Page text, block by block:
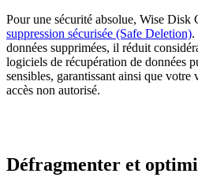
Pour une sécurité absolue, Wise Disk
suppression sécurisée (Safe Deletion).
données supprimées, il réduit
logiciels de récupération de données
sensibles, garantissant ainsi que
accès non autorisé.
Défragmenter et